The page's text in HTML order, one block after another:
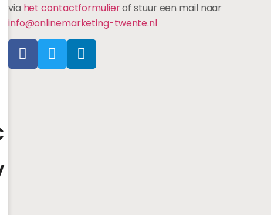
via het contactformulierof stuur een mail naar
info@onlinemarketing-twente.nl